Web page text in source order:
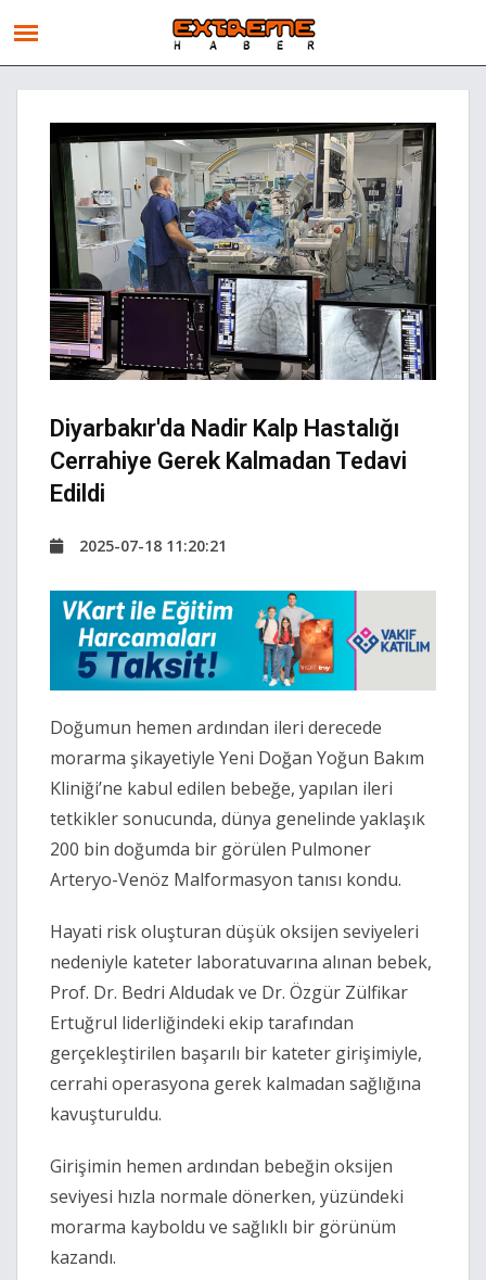
Diyarbakır'da Nadir Kalp Hastalığı
Cerrahiye Gerek Kalmadan Tedavi
Edildi
2025-07-18 11:20:21
Doğumun hemen ardından ileri derecede
morarma şikayetiyle Yeni Doğan Yoğun Bakım
Kliniği’ne kabul edilen bebeğe, yapılan ileri
tetkikler sonucunda, dünya genelinde yaklaşık
200 bin doğumda bir görülen Pulmoner
Arteryo-Venöz Malformasyon tanısı kondu.
Hayati risk oluşturan düşük oksijen seviyeleri
nedeniyle kateter laboratuvarına alınan bebek,
Prof. Dr. Bedri Aldudak ve Dr. Özgür Zülfikar
Ertuğrul liderliğindeki ekip tarafından
gerçekleştirilen başarılı bir kateter girişimiyle,
cerrahi operasyona gerek kalmadan sağlığına
kavuşturuldu.
Girişimin hemen ardından bebeğin oksijen
seviyesi hızla normale dönerken, yüzündeki
morarma kayboldu ve sağlıklı bir görünüm
kazandı.